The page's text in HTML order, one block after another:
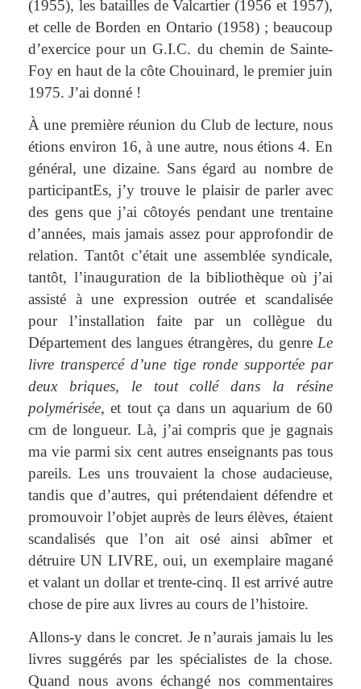
(1955), les batailles de Valcartier (1956 et 1957),
et celle de Borden en Ontario (1958) ; beaucoup
d’exercice pour un G.I.C. du chemin de Sainte-
Foy en haut de la côte Chouinard, le premier juin
1975. J’ai donné !
À une première réunion du Club de lecture, nous
étions environ 16, à une autre, nous étions 4. En
général, une dizaine. Sans égard au nombre de
participantEs, j’y trouve le plaisir de parler avec
des gens que j’ai côtoyés pendant une trentaine
d’années, mais jamais assez pour approfondir de
relation. Tantôt c’était une assemblée syndicale,
tantôt, l’inauguration de la bibliothèque où j’ai
assisté à une expression outrée et scandalisée
pour l’installation faite par un collègue du
Département des langues étrangères, du genre Le
livre transpercé d’une tige ronde supportée par
deux briques, le tout collé dans la résine
polymérisée,et tout ça dans un aquarium de 60
cm de longueur. Là, j’ai compris que je gagnais
ma vie parmi six cent autres enseignants pas tous
pareils. Les uns trouvaient la chose audacieuse,
tandis que d’autres, qui prétendaient défendre et
promouvoir l’objet auprès de leurs élèves, étaient
scandalisés que l’on ait osé ainsi abîmer et
détruire UN LIVRE, oui, un exemplaire magané
et valant un dollar et trente-cinq. Il est arrivé autre
chose de pire aux livres au cours de l’histoire.
Allons-y dans le concret. Je n’aurais jamais lu les
livres suggérés par les spécialistes de la chose.
Quand nous avons échangé nos commentaires